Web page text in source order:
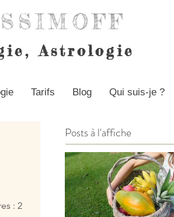
F
Astrologie
Tarifs Blog Qui suis-je ?
: 2
Posts à l'affiche